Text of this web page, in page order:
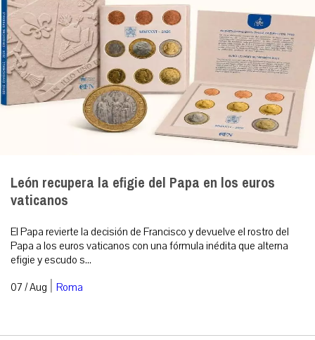
León recupera la efigie del Papa en los euros
vaticanos
El Papa revierte la decisión de Francisco y devuelve el rostro del
Papa a los euros vaticanos con una fórmula inédita que alterna
efigie y escudo s...
07 / Aug | Roma